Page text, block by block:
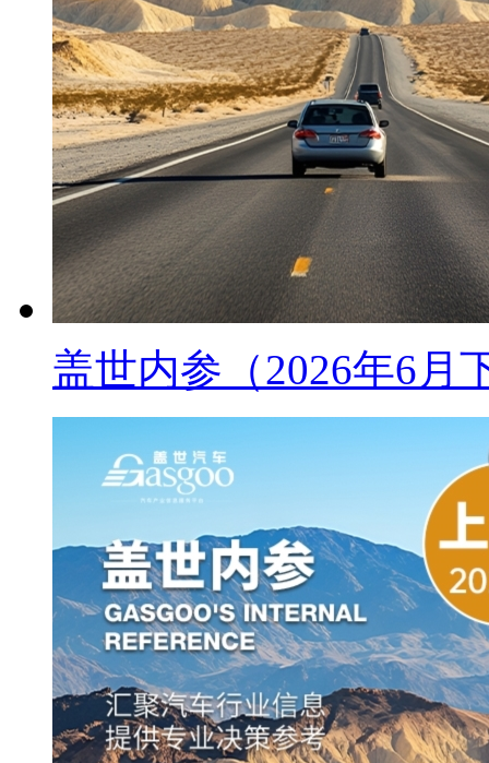
盖世内参（2026年6月